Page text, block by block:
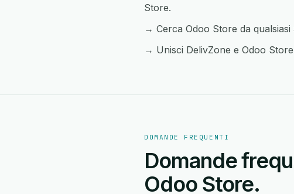
Store.
→ Cerca Odoo Store da
→ Unisci DelivZone e Odoo
DOMANDE FREQUENTI
Domande
Odoo Store.